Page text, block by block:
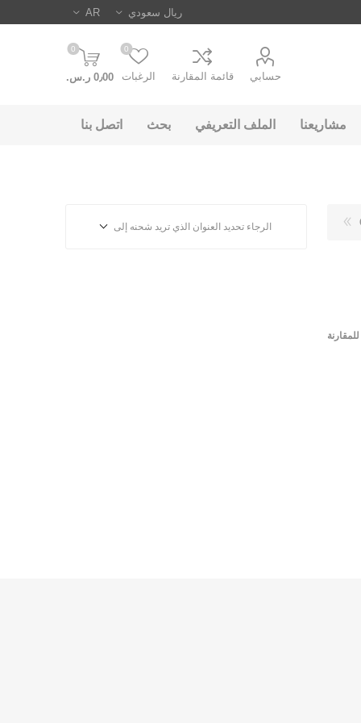
حسابي قائمة المقارنة الرغبات
0
0
0٫00 ر.س.‏
مشاريعنا الملف التعريفي بحث اتصل بنا
الرجاء تحديد العنوان الذي تريد شحنه إلى